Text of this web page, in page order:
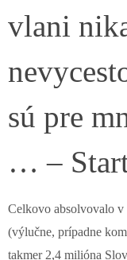
vlani
sú pre
… –
Celkovo absolvovalo
(výlučne, prípadne
takmer 2,4 milióna